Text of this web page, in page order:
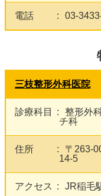
電話 03-
三枝整形外科医院
診療科目
整形外
チ科
住所
〒263-
14-5
アクセス JR稲毛